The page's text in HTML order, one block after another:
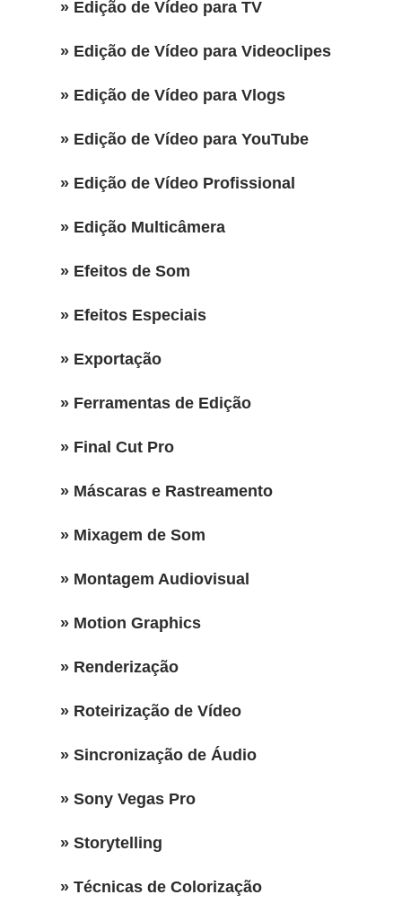
» Edição de Vídeo para TV
» Edição de Vídeo para Videoclipes
» Edição de Vídeo para Vlogs
» Edição de Vídeo para YouTube
» Edição de Vídeo Profissional
» Edição Multicâmera
» Efeitos de Som
» Efeitos Especiais
» Exportação
» Ferramentas de Edição
» Final Cut Pro
» Máscaras e Rastreamento
» Mixagem de Som
» Montagem Audiovisual
» Motion Graphics
» Renderização
» Roteirização de Vídeo
» Sincronização de Áudio
» Sony Vegas Pro
» Storytelling
» Técnicas de Colorização